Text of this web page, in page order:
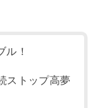
ル！
ストップ高夢